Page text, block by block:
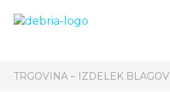
TRGOVINA – IZDELEK